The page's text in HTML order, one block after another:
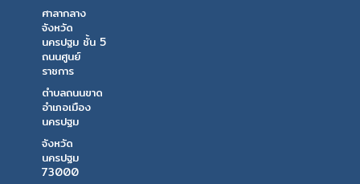
ศาลากลาง
จังหวัด
นครปฐม ชั้น 5
ถนนศูนย์
ราชการ
ตำบลถนนขาด
อำเภอเมือง
นครปฐม
จังหวัด
นครปฐม
73000